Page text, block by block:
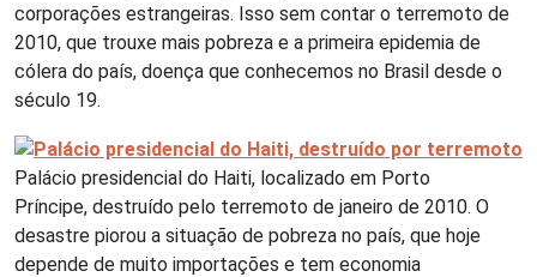
corporações estrangeiras. Isso sem contar o terremoto de
2010, que trouxe mais pobreza e a primeira epidemia de
cólera do país, doença que conhecemos no Brasil desde o
século 19.
Palácio presidencial do Haiti, localizado em Porto
Príncipe, destruído pelo terremoto de janeiro de 2010. O
desastre piorou a situação de pobreza no país, que hoje
depende de muito importações e tem economia